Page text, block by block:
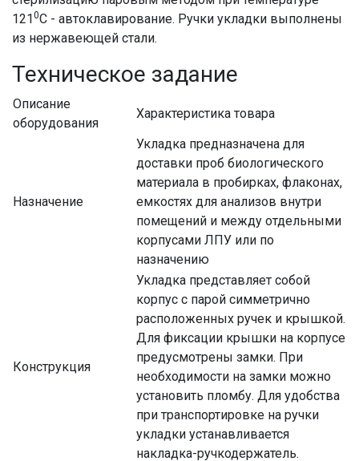
1210C - автоклавирование. Ручки укладки выполнены
из нержавеющей стали.
Техническое задание
Описание
оборудования
Характеристика товара
Назначение
Укладка предназначена для
доставки проб биологического
материала в пробирках, флаконах,
емкостях для анализов внутри
помещений и между отдельными
корпусами ЛПУ или по
назначению
Конструкция
Укладка представляет собой
корпус с парой симметрично
расположенных ручек и крышкой.
Для фиксации крышки на корпусе
предусмотрены замки. При
необходимости на замки можно
установить пломбу. Для удобства
при транспортировке на ручки
укладки устанавливается
накладка-ручкодержатель.